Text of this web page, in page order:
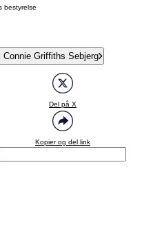
bestyrelse
Griffiths Sebjerg
Del på X
Kopier og del link